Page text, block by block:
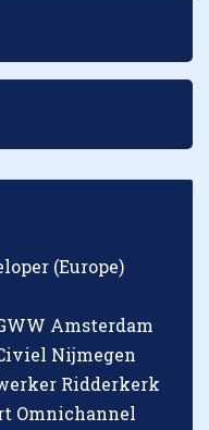
(Europe)
Amsterdam
Nijmegen
Ridderkerk
Omnichannel